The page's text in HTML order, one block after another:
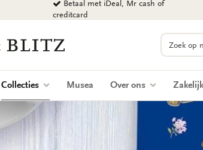
Betaal met iDeal, Mr cash of
creditcard
Zoeken
Collecties (current)Musea Over ons Zakelijk